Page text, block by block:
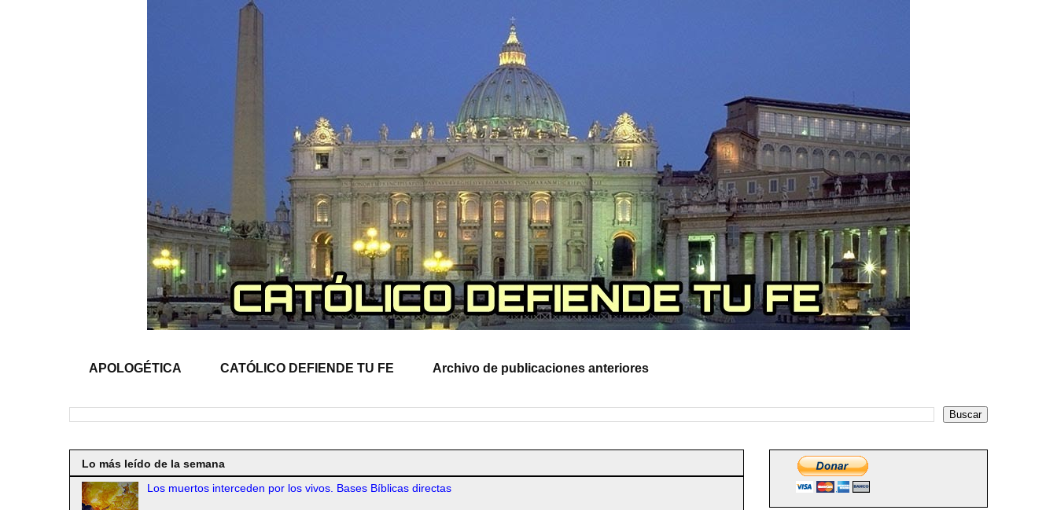
APOLOGÉTICA CATÓLICO DEFIENDE TU FE Archivo de publicaciones anteriores
Lo más leído de la semana
Los muertos interceden por los vivos. Bases Bíblicas directas